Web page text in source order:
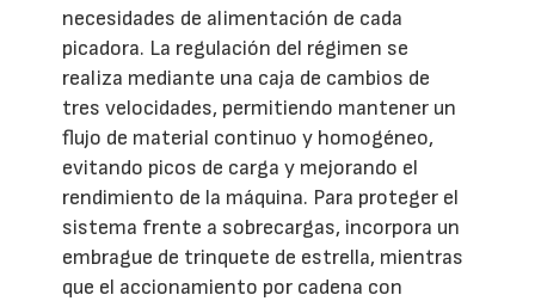
necesidades de alimentación de cada
picadora. La regulación del régimen se
realiza mediante una caja de cambios de
tres velocidades, permitiendo mantener un
flujo de material continuo y homogéneo,
evitando picos de carga y mejorando el
rendimiento de la máquina. Para proteger el
sistema frente a sobrecargas, incorpora un
embrague de trinquete de estrella, mientras
que el accionamiento por cadena con